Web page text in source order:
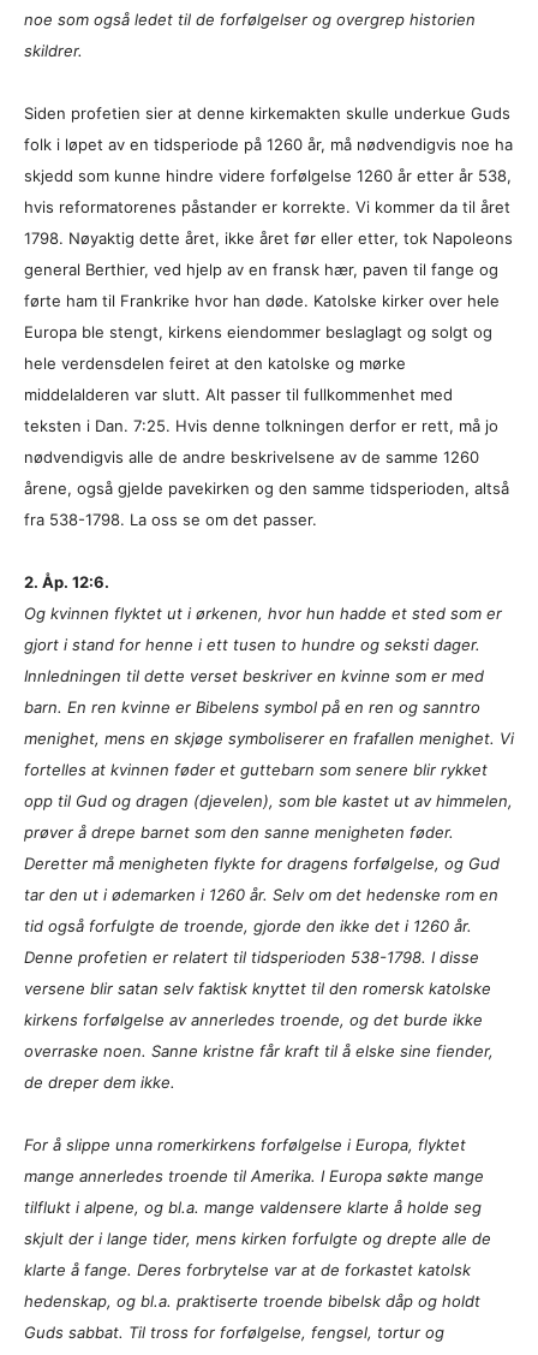
noe som også ledet til de forfølgelser og overgrep historien
skildrer.
Siden profetien sier at denne kirkemakten skulle underkue Guds
folk i løpet av en tidsperiode på 1260 år, må nødvendigvis noe ha
skjedd som kunne hindre videre forfølgelse 1260 år etter år 538,
hvis reformatorenes påstander er korrekte. Vi kommer da til året
1798. Nøyaktig dette året, ikke året før eller etter, tok Napoleons
general Berthier, ved hjelp av en fransk hær, paven til fange og
førte ham til Frankrike hvor han døde. Katolske kirker over hele
Europa ble stengt, kirkens eiendommer beslaglagt og solgt og
hele verdensdelen feiret at den katolske og mørke
middelalderen var slutt. Alt passer til fullkommenhet med
teksten i Dan. 7:25. Hvis denne tolkningen derfor er rett, må jo
nødvendigvis alle de andre beskrivelsene av de samme 1260
årene, også gjelde pavekirken og den samme tidsperioden, altså
fra 538-1798. La oss se om det passer.
2. Åp. 12:6.
Og kvinnen flyktet ut i ørkenen, hvor hun hadde et sted som er
gjort i stand for henne i ett tusen to hundre og seksti dager.
Innledningen til dette verset beskriver en kvinne som er med
barn. En ren kvinne er Bibelens symbol på en ren og sanntro
menighet, mens en skjøge symboliserer en frafallen menighet. Vi
fortelles at kvinnen føder et guttebarn som senere blir rykket
opp til Gud og dragen (djevelen), som ble kastet ut av himmelen,
prøver å drepe barnet som den sanne menigheten føder.
Deretter må menigheten flykte for dragens forfølgelse, og Gud
tar den ut i ødemarken i 1260 år. Selv om det hedenske rom en
tid også forfulgte de troende, gjorde den ikke det i 1260 år.
Denne profetien er relatert til tidsperioden 538-1798. I disse
versene blir satan selv faktisk knyttet til den romersk katolske
kirkens forfølgelse av annerledes troende, og det burde ikke
overraske noen. Sanne kristne får kraft til å elske sine fiender,
de dreper dem ikke.
For å slippe unna romerkirkens forfølgelse i Europa, flyktet
mange annerledes troende til Amerika. I Europa søkte mange
tilflukt i alpene, og bl.a. mange valdensere klarte å holde seg
skjult der i lange tider, mens kirken forfulgte og drepte alle de
klarte å fange. Deres forbrytelse var at de forkastet katolsk
hedenskap, og bl.a. praktiserte troende bibelsk dåp og holdt
Guds sabbat. Til tross for forfølgelse, fengsel, tortur og